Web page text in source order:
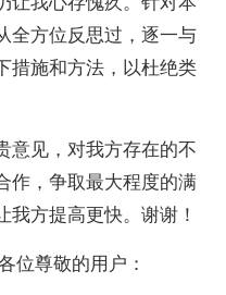
全方位反思过，逐一与
措施和方法，以杜绝类
意见，对我方存在的不
作，争取最大程度的满
我方提高更快。谢谢！
位尊敬的用户：